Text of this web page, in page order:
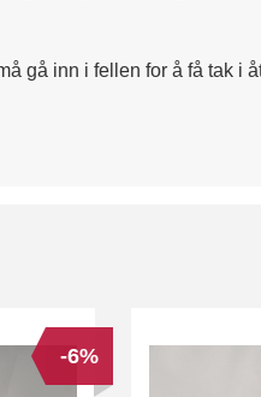
gå inn i fellen for å få tak i
-6%